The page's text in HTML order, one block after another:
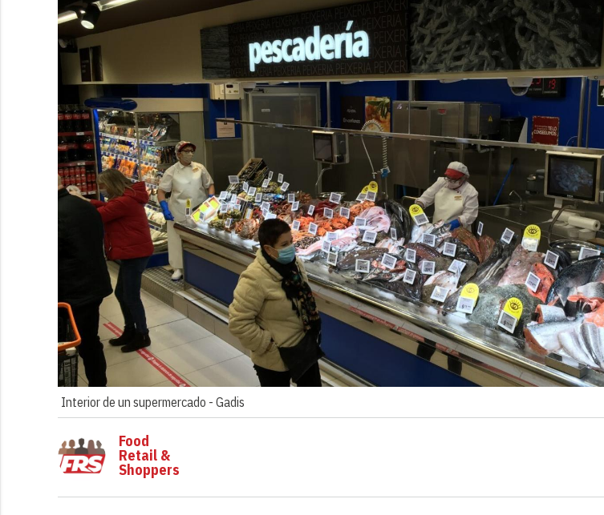
Interior de un supermercado - Gadis
Food
Retail &
Shoppers